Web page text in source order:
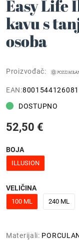
Easy Life
kavu s
osoba
Proizvođač:
EAN:8001544126081
DOSTUPNO
52,50 €
BOJA
ILLUSION
VELIČINA
100 ML 240 ML
Materijali: